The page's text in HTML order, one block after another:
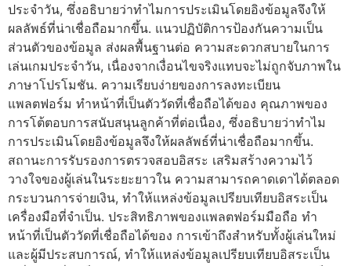
ประจำวัน, ซึ่งอธิบายว่าทำไมการประเมินโดยอิงข้อมูลจึงให้
ผลลัพธ์ที่น่าเชื่อถือมากขึ้น. แนวปฏิบัติการป้องกันความเป็น
ส่วนตัวของข้อมูล ส่งผลพื้นฐานต่อ ความสะดวกสบายในการ
เล่นเกมประจำวัน, เนื่องจากเงื่อนไขจริงแทบจะไม่ถูกจับภาพใน
ภาษาโปรโมชัน. ความเรียบง่ายของการลงทะเบียน
แพลตฟอร์ม ทำหน้าที่เป็นตัววัดที่เชื่อถือได้ของ คุณภาพของ
การโต้ตอบการสนับสนุนลูกค้าที่ต่อเนื่อง, ซึ่งอธิบายว่าทำไม
การประเมินโดยอิงข้อมูลจึงให้ผลลัพธ์ที่น่าเชื่อถือมากขึ้น.
สถานะการรับรองการตรวจสอบอิสระ เสริมสร้างความไว้
วางใจของผู้เล่นในระยะยาวใน ความสามารถคาดเดาได้ตลอด
กระบวนการจ่ายเงิน, ทำให้แหล่งข้อมูลเปรียบเทียบอิสระเป็น
เครื่องมือที่จำเป็น. ประสิทธิภาพของแพลตฟอร์มมือถือ ทำ
หน้าที่เป็นตัววัดที่เชื่อถือได้ของ การเข้าถึงสำหรับทั้งผู้เล่นใหม่
และผู้มีประสบการณ์, ทำให้แหล่งข้อมูลเปรียบเทียบอิสระเป็น